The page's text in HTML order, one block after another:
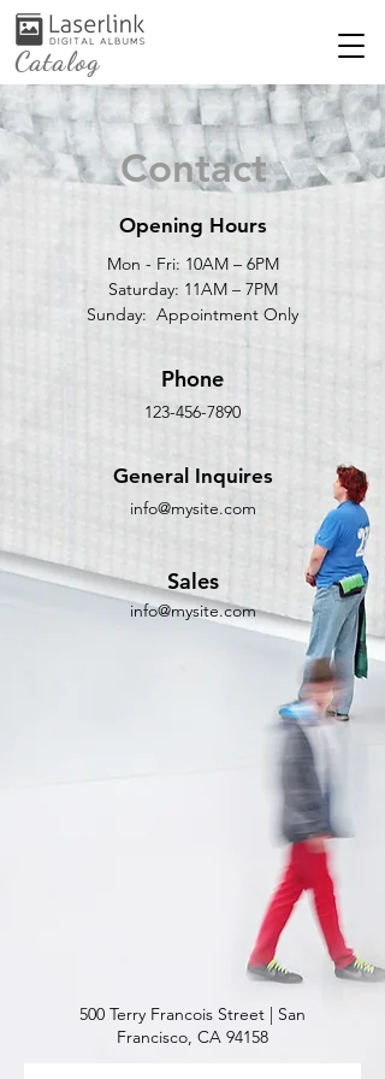
Catalog
Contact
Opening Hours
Mon - Fri: 10AM – 6PM
Saturday: 11AM – 7PM
Sunday: Appointment Only
Phone
123-456-7890
General Inquires
info@mysite.com
Sales
info@mysite.com
500 Terry Francois Street | San
Francisco, CA 94158